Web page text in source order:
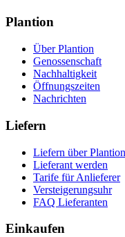
Plantion⁬⁬⠀
Über Plantion
Genossenschaft
Nachhaltigkeit
Öffnungszeiten
Nachrichten
Liefern
Liefern über Plantion
Lieferant werden
Tarife für Anlieferer
Versteigerungsuhr
FAQ Lieferanten
Einkaufen